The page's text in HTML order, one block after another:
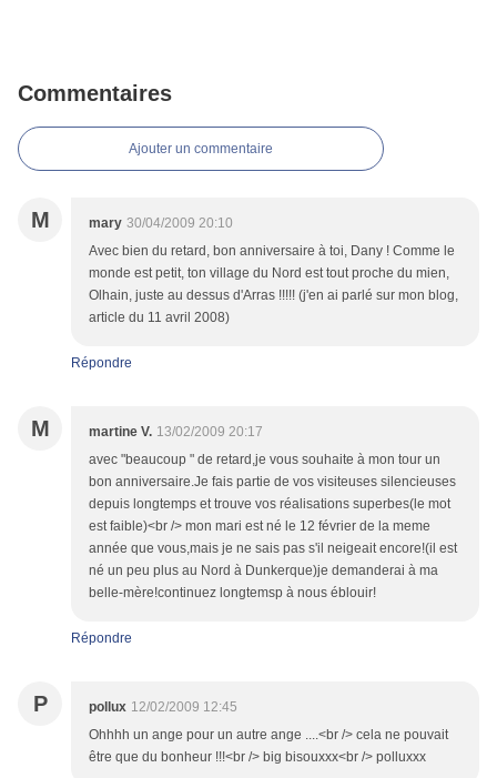
Commentaires
Ajouter un commentaire
M mary 30/04/2009 20:10
Avec bien du retard, bon anniversaire à toi, Dany ! Comme le
monde est petit, ton village du Nord est tout proche du mien,
Olhain, juste au dessus d'Arras !!!!! (j'en ai parlé sur mon blog,
article du 11 avril 2008)
Répondre
M martine V. 13/02/2009 20:17
avec "beaucoup " de retard,je vous souhaite à mon tour un
bon anniversaire.Je fais partie de vos visiteuses silencieuses
depuis longtemps et trouve vos réalisations superbes(le mot
est faible)<br /> mon mari est né le 12 février de la meme
année que vous,mais je ne sais pas s'il neigeait encore!(il est
né un peu plus au Nord à Dunkerque)je demanderai à ma
belle-mère!continuez longtemsp à nous éblouir!
Répondre
P pollux 12/02/2009 12:45
Ohhhh un ange pour un autre ange ....<br /> cela ne pouvait
être que du bonheur !!!<br /> big bisouxxx<br /> polluxxx